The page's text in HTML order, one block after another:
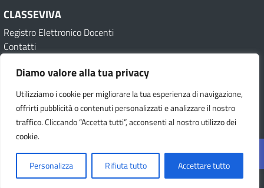
Diamo valore alla tua privacy
Utilizziamo i cookie per migliorare la tua esperienza di navigazione,
offrirti pubblicità o contenuti personalizzati e analizzare il nostro
traffico. Cliccando “Accetta tutti”, acconsenti al nostro utilizzo dei
cookie.
Personalizza Rifiuta tutto Accettare tutto
CLASSEVIVA
Registro Elettronico Docenti
Contatti
Amministrazione Trasparente (Archivio)
Dichiarazione di accessibilitàObiettivi di accessibilità
Informativa e PrivacyFeedbackNote legaliPrivacy PolicyCookie
Seguici su: